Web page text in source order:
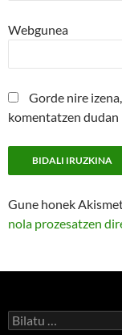
Webgunea
Gorde nire
komentatzen
Gune honek
nola prozesatzen
Bilatu: